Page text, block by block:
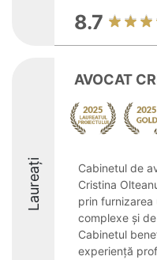
8.7
Laureați
AVOCAT
Cabinetul de
Cristina
prin furnizarea
complexe și
Cabinetul
experiență